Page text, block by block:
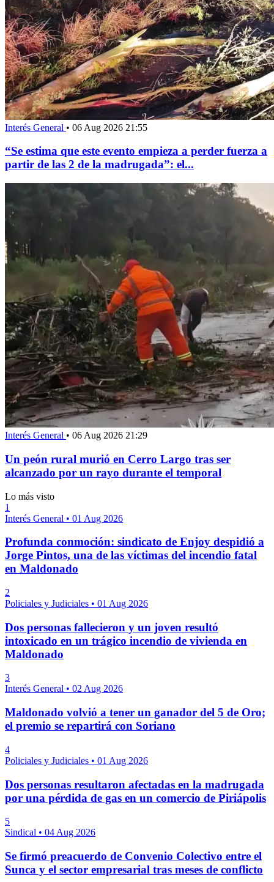
Interés General • 06 Aug 2026 21:55
“Se estima que este evento empieza a perder fuerza a
partir de las 2 de la madrugada”: el...
Interés General • 06 Aug 2026 21:29
Un peón rural murió en Cerro Largo tras ser
alcanzado por un rayo durante el temporal
Lo más visto
1
Interés General • 01 Aug 2026
Profunda conmoción: sindicato de Enjoy despidió a
Jorge Pintos, una de las víctimas del incendio fatal
en Maldonado
2
Policiales y Judiciales • 01 Aug 2026
Dos personas fallecieron y un joven resultó
intoxicado en un trágico incendio de vivienda en
Maldonado
3
Interés General • 02 Aug 2026
Maldonado volvió a tener un ganador del 5 de Oro;
el premio se repartirá con Soriano
4
Policiales y Judiciales • 01 Aug 2026
Dos personas resultaron afectadas en la madrugada
por una pérdida de gas en un comercio de Piriápolis
5
Sindical • 04 Aug 2026
Se firmó preacuerdo de Convenio Colectivo entre el
Sunca y el sector empresarial tras meses de conflicto